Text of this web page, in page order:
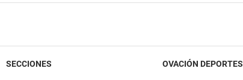
SECCIONES OVACIÓN DEPORTES